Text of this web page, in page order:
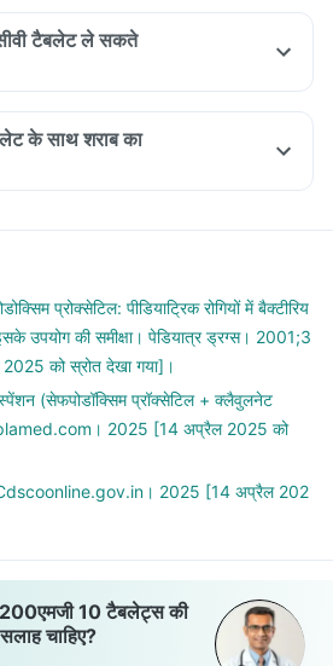
टैबलेट ले सकते
के साथ शराब का
alcohol along with this medicine
further increase the side effects.
functions and can reduce energy
the recovery from illness.
प्रोक्सेटिल: पीडियाट्रिक रोगियों में बैक्टीरिय
उपयोग की समीक्षा। पेडियात्र ड्रग्स। 2001;3
को स्रोत देखा गया]।
(सेफपोडॉक्सिम प्रॉक्सेटिल + क्लैवुलनेट
2025 [14 अप्रैल 2025 को
2025 [14 अप्रैल 202
10 टैबलेट्स की
चाहिए?